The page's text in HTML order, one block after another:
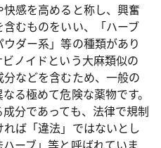
感を高めると称し、興奮
むものをいい、「ハーブ
ダー系」等の種類があり
ノイドという大麻類似の
などを含むため、一般の
る極めて危険な薬物です。
分であっても、法律で規制
ば「違法」ではないとし
ーブ」等と呼ばれていま